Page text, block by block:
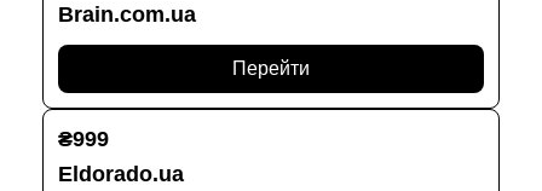
Brain.com.ua
Перейти
₴999
Eldorado.ua